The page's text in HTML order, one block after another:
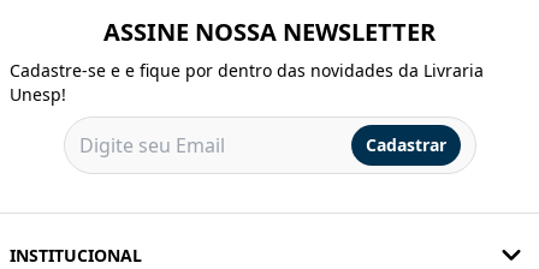
ASSINE NOSSA NEWSLETTER
Cadastre-se e e fique por dentro das novidades da Livraria
Unesp!
Cadastrar
INSTITUCIONAL